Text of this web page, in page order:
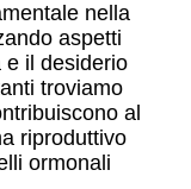
nella
aspetti
e il desiderio
troviamo
al
riproduttivo
ormonali